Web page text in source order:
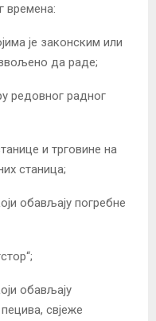
времена:
је законским или
да раде;
редовног радног
и трговине на
станица;
обављају погребне
обављају
свјеже